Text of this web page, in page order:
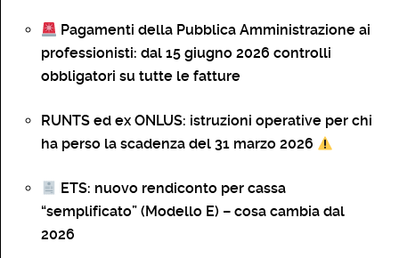
Pagamenti della Pubblica Amministrazione ai
professionisti: dal 15 giugno 2026 controlli
obbligatori su tutte le fatture
RUNTS ed ex ONLUS: istruzioni operative per chi
ha perso la scadenza del 31 marzo 2026
ETS: nuovo rendiconto per cassa
“semplificato” (Modello E) – cosa cambia dal
2026